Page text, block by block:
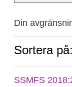
Din
Sortera på:
SSMFS